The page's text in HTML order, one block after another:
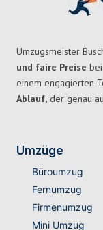
Umzugsmeister
und faire Preise
einem engagierten
Ablauf, der genau
Umzüge
Büroumzug
Fernumzug
Firmenumzug
Mini Umzug